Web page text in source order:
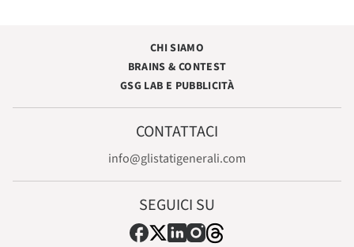
CHI SIAMO
BRAINS & CONTEST
GSG LAB E PUBBLICITÀ
CONTATTACI
info@glistatigenerali.com
SEGUICI SU